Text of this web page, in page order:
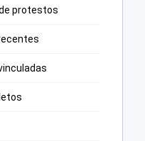
protestos